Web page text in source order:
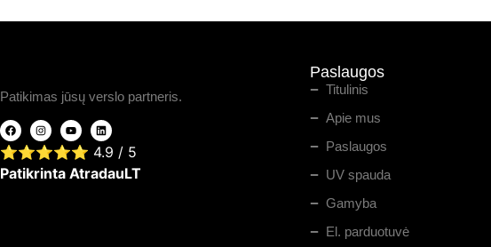
Patikimas jūsų verslo partneris.
⭐⭐⭐⭐⭐ 4.9 / 5
Patikrinta AtradauLT
Paslaugos
Titulinis
Apie mus
Paslaugos
UV spauda
Gamyba
El. parduotuvė